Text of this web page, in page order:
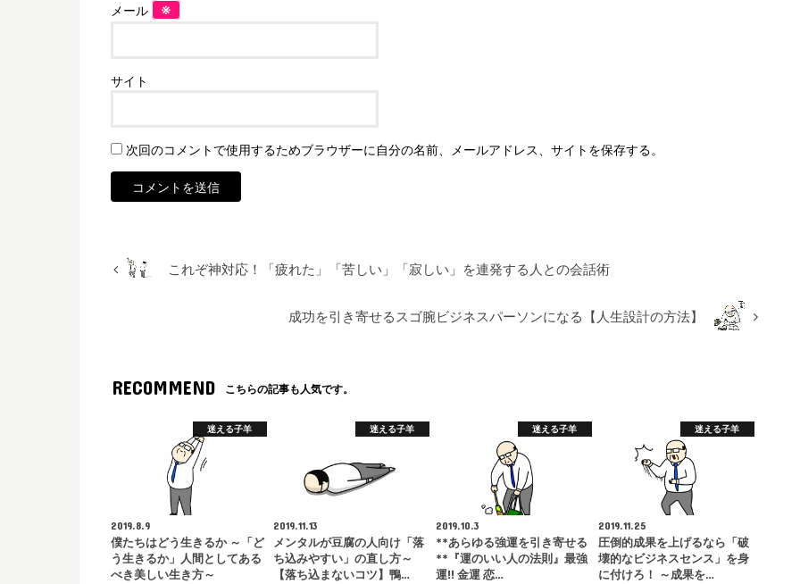
メール ※
サイト
次回のコメントで使用するためブラウザーに自分の名前、メールアドレス、サイトを保存する。
これぞ神対応！「疲れた」「苦しい」「寂しい」を連発する人との会話術
成功を引き寄せるスゴ腕ビジネスパーソンになる【人生設計の方法】
RECOMMEND こちらの記事も人気です。
迷える子羊
2019.8.9
僕たちはどう生きるか ～「ど
う生きるか」人間としてある
べき美しい生き方～
迷える子羊
2019.11.13
メンタルが豆腐の人向け「落
ち込みやすい」の直し方～
【落ち込まないコツ】鴨…
迷える子羊
2019.10.3
**あらゆる強運を引き寄せる
**『運のいい人の法則』最強
運!! 金運 恋…
迷える子羊
2019.11.25
圧倒的成果を上げるなら「破
壊的なビジネスセンス」を身
に付けろ！ ～成果を…